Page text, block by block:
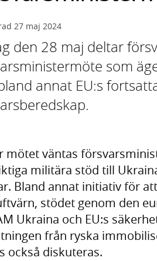
27 maj 2024
den 28 maj deltar
som
annat EU:s
mötet väntas
militära stöd till
Bland annat initiativ för
stödet genom den
Ukraina och EU:s
från ryska
också diskuteras.